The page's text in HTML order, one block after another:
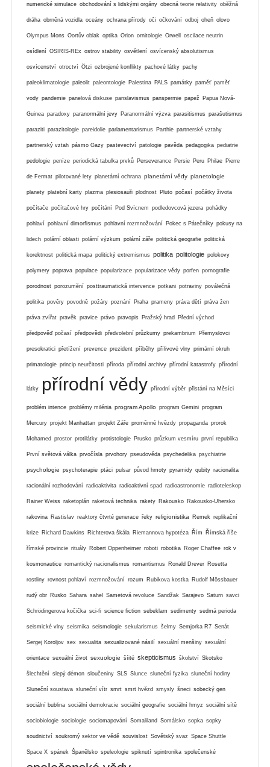
numerické simulace obchodování s lidskými orgány obecná teorie relativity oběžná
dráha obrněná vozidla oceány ochrana přírody oči očkování odboj oheň olovo
Olympus Mons Oortův oblak optika Orion ornitologie Orwell oscilace neutrin
osídlení OSIRIS-REx ostrov stability osvětlení osvícenský absolutismus
osvícenství otroctví Ötzi ozbrojené konflikty pachové látky pachy
paleoklimatologie paleolit paleontologie Palestina PALS památky paměť paměť
vody pandemie panelová diskuse panslavismus panspermie papež Papua Nová-
Guinea paradoxy paranormální jevy Paranormální výzva parasitismus parašutismus
paraziti parazitologie pareidolie parlamentarismus Parthie partnerské vztahy
partnerský vztah pásmo Gazy pastevectví patologie pavěda pedagogika pediatrie
pedologie peníze periodická tabulka prvků Perseverance Persie Peru Philae Pierre
de Fermat pilotované lety planetární ochrana planetární vědy planetologie
planety platební karty plazma plesiosauři plodnost Pluto počasí počátky života
počítače počítačové hry počítání Pod Svícnem podledovcová jezera pohádky
pohlaví pohlavní dimorfismus pohlavní rozmnožování Pokec s Pátečníky pokusy na
lidech polární oblasti polární výzkum polární záře politická geografie politická
korektnost politická mapa politický extremismus politika politologie polokovy
polymery poprava populace popularizace popularizace vědy porfen pornografie
porodnost porozumění posttraumatická intervence potkani potraviny poválečná
politika pověry povodně požáry poznání Praha prameny práva dětí práva žen
práva zvířat pravěk pravice právo pravopis Pražský hrad Přední východ
předpověď počasí předpovědi předvolební průzkumy prekambrium Přemyslovci
presokratici přetížení prevence prezident příběhy přílivové vlny primární okruh
primatologie princip neurčitosti příroda přírodní archivy přírodní katastrofy přírodní
látky přírodní vědy přírodní výběr přistání na Měsíci
problém intence problémy milénia program Apollo program Gemini program
Mercury projekt Manhattan projekt Záře proměnné hvězdy propaganda prorok
Mohamed prostor protilátky protistologie Prusko průzkum vesmíru první republika
První světová válka prvočísla prvohory pseudověda psychedelika psychiatrie
psychologie psychoterapie ptáci pulsar původ hmoty pyramidy qubity racionalita
racionální rozhodování radioaktivita radioaktivní spad radioastronomie radioteleskop
Rainer Weiss raketoplán raketová technika rakety Rakousko Rakousko-Uhersko
rakovina Rastislav reaktory čtvrté generace řeky religionistika Remek replikační
krize Richard Dawkins Richterova škála Riemannova hypotéza Řím Římská říše
římské provincie rituály Robert Oppenheimer roboti robotika Roger Chaffee rok v
kosmonautice romantický nacionalismus romantismus Ronald Drever Rosetta
rostliny rovnost pohlaví rozmnožování rozum Rubikova kostka Rudolf Mössbauer
rudý obr Rusko Sahara sahel Sametová revoluce Sandžak Sarajevo Saturn savci
Schrödingerova kočička sci-fi science fiction sebeklam sedimenty sedmá perioda
seismické vlny seismika seismologie sekularismus šelmy Semjorka R7 Senát
Sergej Koroljov sex sexualita sexualizované násilí sexuální menšiny sexuální
orientace sexuální život sexuologie šíité skepticismus školství Skotsko
šlechtění slepý démon sloučeniny SLS Slunce sluneční fyzika sluneční hodiny
Sluneční soustava sluneční vítr smrt smrt hvězd smysly šneci sobecký gen
sociální bublina sociální demokracie sociální geografie sociální hmyz sociální sítě
sociobiologie sociologie sociomapování Somaliland Somálsko sopka sopky
soudnictví soukromý sektor ve vědě souvislost Sovětský svaz Space Shuttle
Space X spánek Španělsko speleologie spiknutí spintronika společenské